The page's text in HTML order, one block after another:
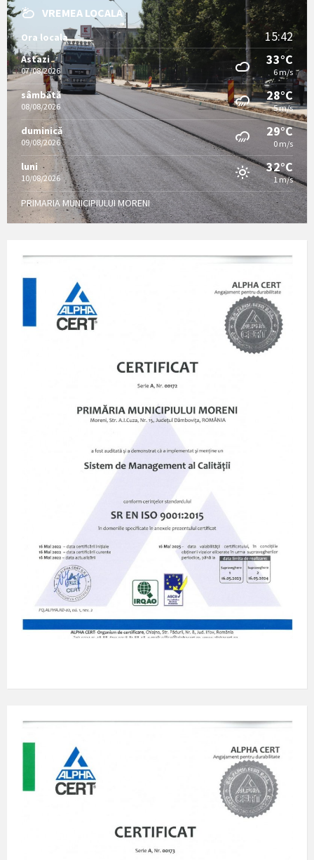
VREMEA LOCALA
Ora locala 15:42
Astazi
07/08/2026
33°C
6 m/s
sâmbătă
08/08/2026
28°C
5 m/s
duminică
09/08/2026
29°C
0 m/s
luni
10/08/2026
32°C
1 m/s
PRIMARIA MUNICIPIULUI MORENI